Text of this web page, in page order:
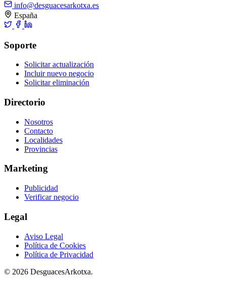
info@desguacesarkotxa.es
España
Soporte
Solicitar actualización
Incluir nuevo negocio
Solicitar eliminación
Directorio
Nosotros
Contacto
Localidades
Provincias
Marketing
Publicidad
Verificar negocio
Legal
Aviso Legal
Política de Cookies
Política de Privacidad
© 2026 DesguacesArkotxa.